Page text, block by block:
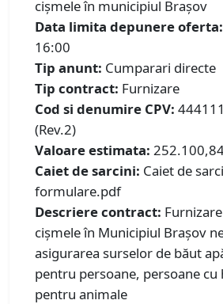
cișmele în municipiul Brașov
Data limita depunere oferta:
16:00
Tip anunt: Cumparari directe
Tip contract: Furnizare
Cod si denumire CPV:
(Rev.2)
Valoare estimata:
Caiet de sarcini: Caiet de
formulare.pdf
Descriere contract:
cișmele în Municipiul Brașov
asigurarea surselor de băut
pentru persoane, persoane cu
pentru animale